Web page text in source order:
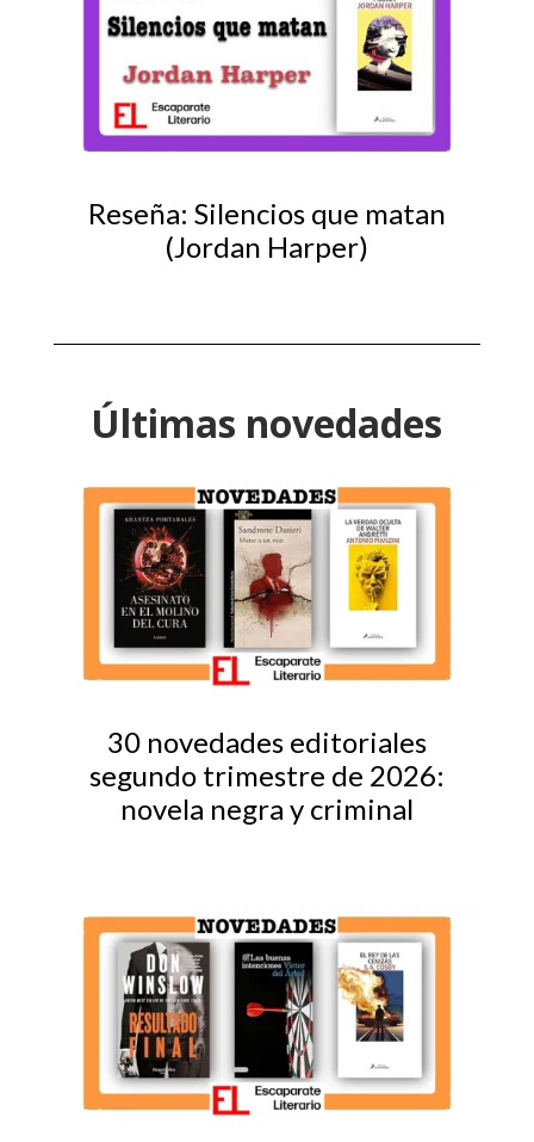
Reseña: Silencios que matan
(Jordan Harper)
Últimas novedades
30 novedades editoriales
segundo trimestre de 2026:
novela negra y criminal